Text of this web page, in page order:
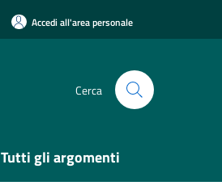
Accedi all'area personale
Cerca
Tutti gli argomenti